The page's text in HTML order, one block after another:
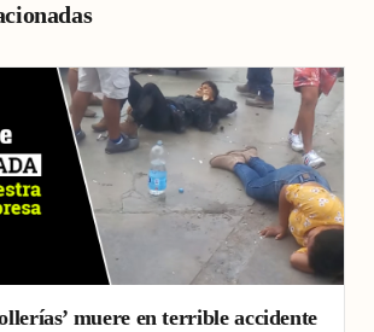
muere en terrible accidente